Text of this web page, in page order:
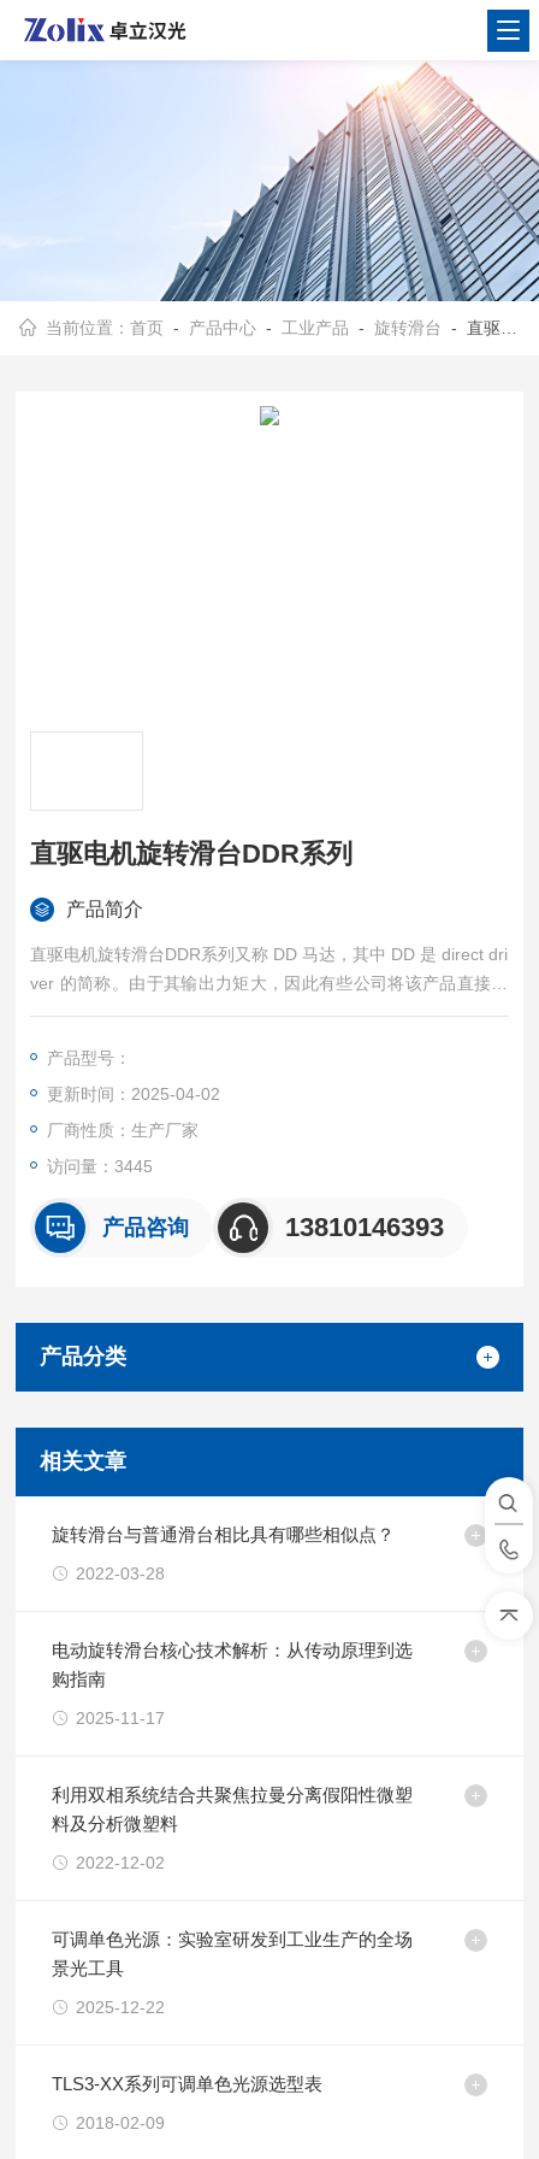
当前位置：首页 - 产品中心 - 工业产品 -旋转滑台 - 直驱电机旋转滑台DDR系列
直驱电机旋转滑台DDR系列
产品简介
直驱电机旋转滑台DDR系列又称 DD 马达，其中 DD 是 direct dri
ver 的简称。由于其输出力矩大，因此有些公司将该产品直接称
为力矩伺服。与传统的电机不同，该产品的大力矩使其可以直接
接机构，因此才会称其为直驱电机。
产品型号：
更新时间：2025-04-02
厂商性质：生产厂家
访问量：3445
产品咨询 13810146393
产品分类
相关文章
旋转滑台与普通滑台相比具有哪些相似点？
2022-03-28
电动旋转滑台核心技术解析：从传动原理到选
购指南
2025-11-17
利用双相系统结合共聚焦拉曼分离假阳性微塑
料及分析微塑料
2022-12-02
可调单色光源：实验室研发到工业生产的全场
景光工具
2025-12-22
TLS3-XX系列可调单色光源选型表
2018-02-09